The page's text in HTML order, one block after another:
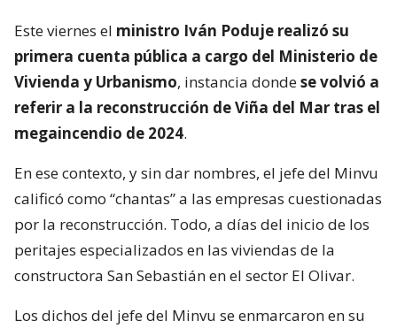
Este viernes el ministro Iván Poduje realizó su
primera cuenta pública a cargo del Ministerio de
Vivienda y Urbanismo, instancia dondese volvió a
referir a la reconstrucción de Viña del Mar tras el
megaincendio de 2024.
En ese contexto, y sin dar nombres, el jefe del Minvu
calificó como “chantas” a las empresas cuestionadas
por la reconstrucción. Todo, a días del inicio de los
peritajes especializados en las viviendas de la
constructora San Sebastián en el sector El Olivar.
Los dichos del jefe del Minvu se enmarcaron en su